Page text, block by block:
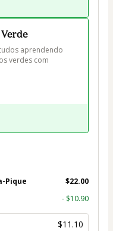
aprendendo
verdes com
Pique
$22.00
- $10.90
$11.10